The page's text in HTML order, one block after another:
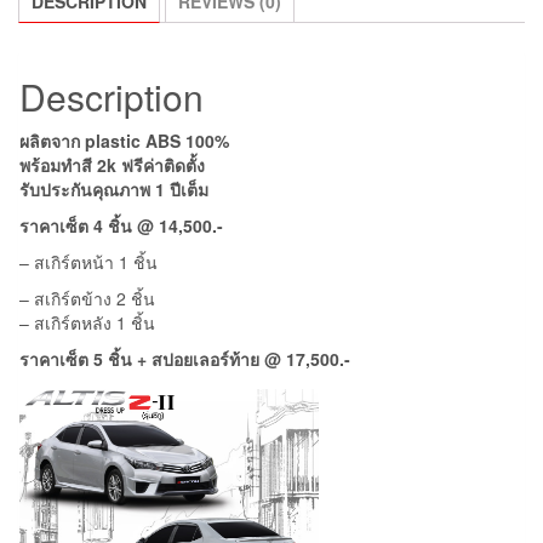
Description
ผลิตจาก plastic ABS 100%
พร้อมทำสี 2k ฟรีค่าติดตั้ง
รับประกันคุณภาพ 1 ปีเต็ม
ราคาเซ็ต 4 ชิ้น @ 14,500.-
– สเกิร์ตหน้า 1 ชิ้น
– สเกิร์ตข้าง 2 ชิ้น
– สเกิร์ตหลัง 1 ชิ้น
ราคาเซ็ต 5 ชิ้น + สปอยเลอร์ท้าย @ 17,500.-